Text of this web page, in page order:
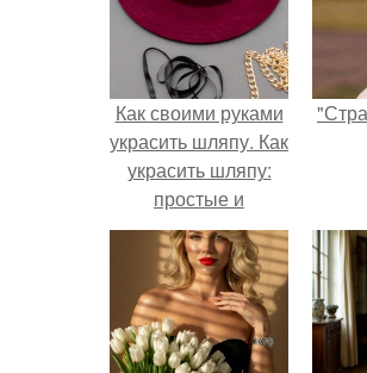
Как своими руками
украсить шляпу. Как
украсить шляпу:
простые и
эффектные
способы